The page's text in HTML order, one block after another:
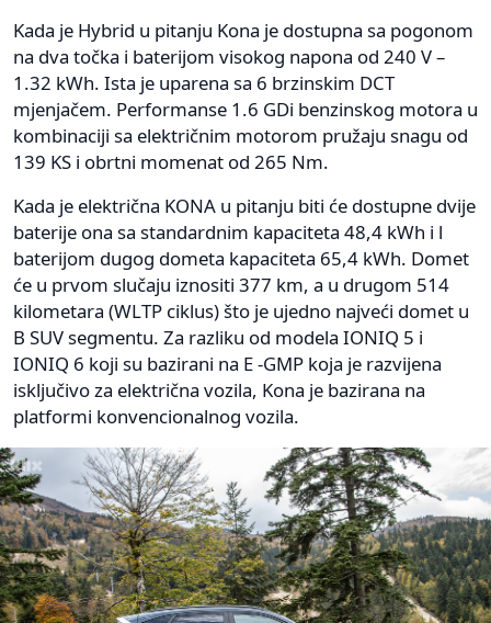
Kada je Hybrid u pitanju Kona je dostupna sa pogonom
na dva točka i baterijom visokog napona od 240 V –
1.32 kWh. Ista je uparena sa 6 brzinskim DCT
mjenjačem. Performanse 1.6 GDi benzinskog motora u
kombinaciji sa električnim motorom pružaju snagu od
139 KS i obrtni momenat od 265 Nm.
Kada je električna KONA u pitanju biti će dostupne dvije
baterije ona sa standardnim kapaciteta 48,4 kWh i l
baterijom dugog dometa kapaciteta 65,4 kWh. Domet
će u prvom slučaju iznositi 377 km, a u drugom 514
kilometara (WLTP ciklus) što je ujedno najveći domet u
B SUV segmentu. Za razliku od modela IONIQ 5 i
IONIQ 6 koji su bazirani na E -GMP koja je razvijena
isključivo za električna vozila, Kona je bazirana na
platformi konvencionalnog vozila.